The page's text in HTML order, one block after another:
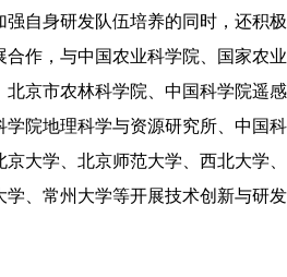
自身研发队伍培养的同时，还积极
作，与中国农业科学院、国家农业
京市农林科学院、中国科学院遥感
院地理科学与资源研究所、中国科
大学、北京师范大学、西北大学、
、常州大学等开展技术创新与研发